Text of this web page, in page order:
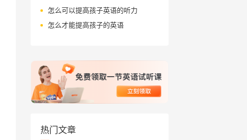
怎么可以提高孩子英语的听力
怎么才能提高孩子的英语
热门文章